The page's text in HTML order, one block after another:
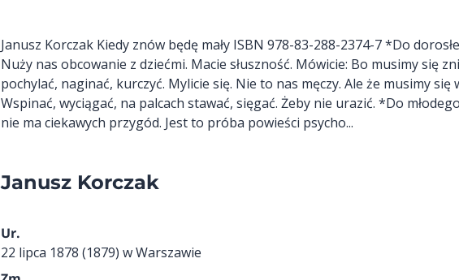
Janusz Korczak Kiedy znów będę mały ISBN 978-83-288-2374-7 *Do
Nuży nas obcowanie z dziećmi. Macie słuszność. Mówicie: Bo musimy się
pochylać, naginać, kurczyć. Mylicie się. Nie to nas męczy. Ale że musimy się
Wspinać, wyciągać, na palcach stawać, sięgać. Żeby nie urazić. *Do
nie ma ciekawych przygód. Jest to próba powieści psycho...
Janusz Korczak
Ur.
22 lipca 1878 (1879) w Warszawie